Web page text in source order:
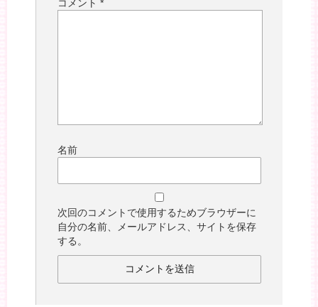
コメント *
名前
次回のコメントで使用するためブラウザーに
自分の名前、メールアドレス、サイトを保存
する。